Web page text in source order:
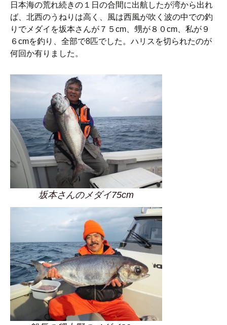
日本海の荒れ続きの１日の合間に出航したが湾から出れ
ば、北西のうねりは高く、風は西風が吹く波の中での釣
りでメダイを坂本さんが７５cm、甥が８０cm、私が９
６cmを釣り、全部で8匹でした。ハリスを切られたのが
何回か有りました。
坂本さんのメダイ75cm